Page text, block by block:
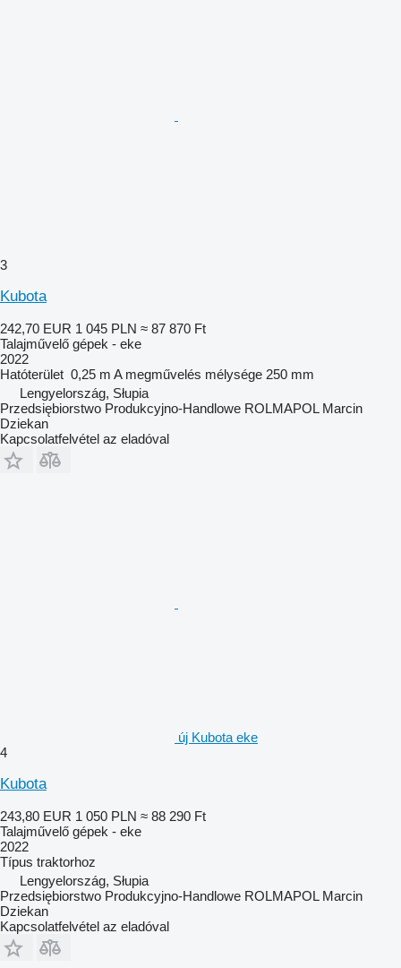
3
Kubota
242,70 EUR 1 045 PLN ≈ 87 870 Ft
Talajművelő gépek - eke
2022
Hatóterület 0,25 m A megművelés mélysége 250 mm
Lengyelország, Słupia
Przedsiębiorstwo Produkcyjno-Handlowe ROLMAPOL Marcin
Dziekan
Kapcsolatfelvétel az eladóval
új Kubota eke
4
Kubota
243,80 EUR 1 050 PLN ≈ 88 290 Ft
Talajművelő gépek - eke
2022
Típus traktorhoz
Lengyelország, Słupia
Przedsiębiorstwo Produkcyjno-Handlowe ROLMAPOL Marcin
Dziekan
Kapcsolatfelvétel az eladóval